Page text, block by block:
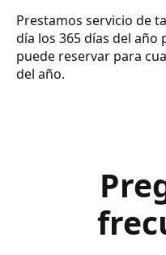
Prestamos servicio de
día los 365 días del año
puede reservar para
del año.